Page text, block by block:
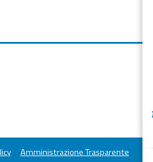
Amministrazione Trasparente